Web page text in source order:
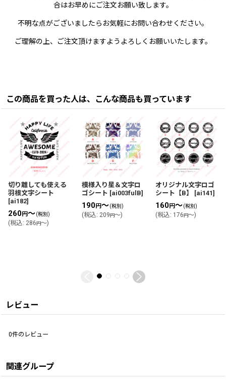
合はお早めにご注文お願い致します。
不明な点がございましたらお気軽にお問い合わせください。
ご理解の上、ご注文頂けますようよろしくお願いいたします。
この商品を買った人は、こんな商品も買っています
切り離しても使える
羽根文字シート
[ai182]
260円～(税別)
(税込: 286円～)
模様入り星＆文字ロ
ゴシート [ai003fulB]
190円～(税別)
(税込: 209円～)
オリジナル文字ロゴ
シート【B】
[ai141]
160円～(税別)
(税込: 176円～)
レビュー
0件のレビュー
関連グループ